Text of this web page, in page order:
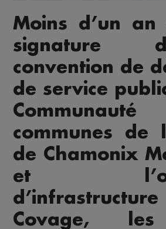
Moins d’un
convention de
de service
communes de
de Chamonix
et
Covage,